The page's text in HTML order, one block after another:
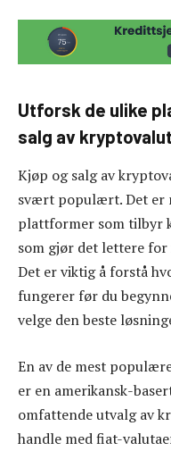
Utforsk de ulike
salg av
Kjøp og salg av
svært populært. Det er
plattformer som tilbyr
som gjør det lettere
Det er viktig å forstå
fungerer før du
velge den beste
En av de mest
er en amerikansk-
omfattende utvalg av
handle med fiat-